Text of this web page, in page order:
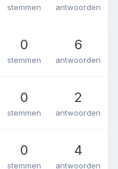
stemmen antwoorden
0
stemmen
6
antwoorden
0
stemmen
2
antwoorden
0
stemmen
4
antwoorden